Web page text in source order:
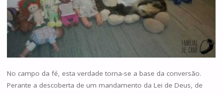
No campo da fé, esta verdade torna-se a base da conversão.
Perante a descoberta de um mandamento da Lei de Deus, de